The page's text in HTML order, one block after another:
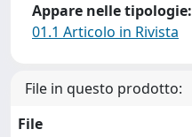
Appare nelle tipologie:
01.1 Articolo in Rivista
File in questo prodotto:
File